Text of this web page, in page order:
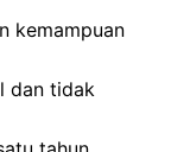
kemampuan
dan tidak